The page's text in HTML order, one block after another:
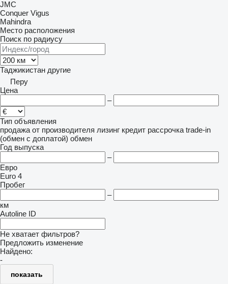
JMC
Conquer Vigus
Mahindra
Место расположения
Поиск по радиусу
Таджикистан другие
Перу
Цена
–
Тип объявления
продажа от производителя лизинг кредит рассрочка trade-in
(обмен с доплатой) обмен
Год выпуска
–
Евро
Euro 4
Пробег
–
км
Autoline ID
Не хватает фильтров?
Предложить изменение
Найдено:
-
показать